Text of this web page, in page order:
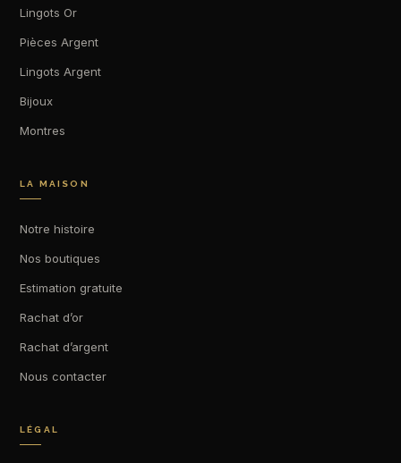
Lingots Or
Pièces Argent
Lingots Argent
Bijoux
Montres
LA MAISON
Notre histoire
Nos boutiques
Estimation gratuite
Rachat d’or
Rachat d’argent
Nous contacter
LÉGAL